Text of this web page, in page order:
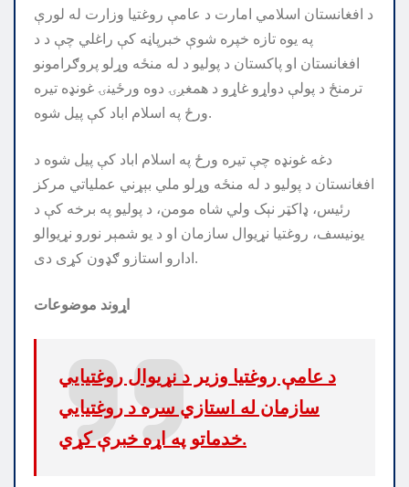
د افغانستان اسلامي امارت د عامې روغتیا وزارت له لورې
په یوه تازه خپره شوې خبرپاڼه کې راغلي چې د د
افغانستان او پاکستان د پولیو د له منځه وړلو پروګرامونو
ترمنځ د پولې دواړو غاړو د همغږۍ دوه ورځینۍ غونډه تیره
ورځ په اسلام اباد کې پیل شوه.
دغه غونډه چې تیره ورځ په اسلام اباد کې پیل شوه د
افغانستان د پولیو د له منځه وړلو ملي بېړني عملیاتي مرکز
رئیس، ډاکټر نېک ولي شاه مومن، د پولیو په برخه کې د
یونیسف، روغتیا نړیوال سازمان او د یو شمېر نورو نړیوالو
ادارو استازو ګډون کړی دی.
اړوند موضوعات
د عامې روغتیا وزیر د نړیوال روغتیایي
سازمان له استازي سره د روغتیایي
خدماتو په اړه خبرې کړي.